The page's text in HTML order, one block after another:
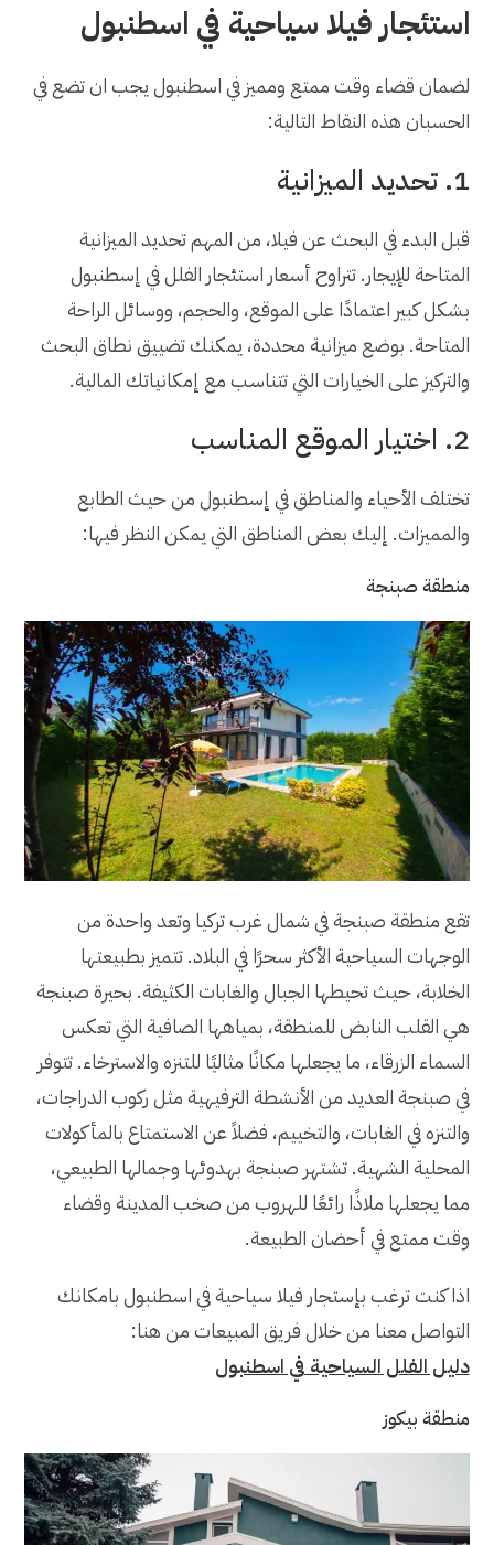
استئجار فيلا سياحية في اسطنبول
لضمان قضاء وقت ممتع ومميز في اسطنبول يجب ان تضع في
الحسبان هذه النقاط التالية:
1. تحديد الميزانية
قبل البدء في البحث عن فيلا، من المهم تحديد الميزانية
المتاحة للإيجار. تتراوح أسعار استئجار الفلل في إسطنبول
بشكل كبير اعتمادًا على الموقع، والحجم، ووسائل الراحة
المتاحة. بوضع ميزانية محددة، يمكنك تضييق نطاق البحث
والتركيز على الخيارات التي تتناسب مع إمكانياتك المالية.
2. اختيار الموقع المناسب
تختلف الأحياء والمناطق في إسطنبول من حيث الطابع
والمميزات. إليك بعض المناطق التي يمكن النظر فيها:
منطقة صبنجة
تقع منطقة صبنجة في شمال غرب تركيا وتعد واحدة من
الوجهات السياحية الأكثر سحرًا في البلاد. تتميز بطبيعتها
الخلابة، حيث تحيطها الجبال والغابات الكثيفة. بحيرة صبنجة
هي القلب النابض للمنطقة، بمياهها الصافية التي تعكس
السماء الزرقاء، ما يجعلها مكانًا مثاليًا للتنزه والاسترخاء. تتوفر
في صبنجة العديد من الأنشطة الترفيهية مثل ركوب الدراجات،
والتنزه في الغابات، والتخييم، فضلاً عن الاستمتاع بالمأكولات
المحلية الشهية. تشتهر صبنجة بهدوئها وجمالها الطبيعي،
مما يجعلها ملاذًا رائعًا للهروب من صخب المدينة وقضاء
وقت ممتع في أحضان الطبيعة.
اذا كنت ترغب بإستجار فيلا سياحية في اسطنبول بامكانك
التواصل معنا من خلال فريق المبيعات من هنا:
دليل الفلل السياحية في اسطنبول
منطقة بيكوز